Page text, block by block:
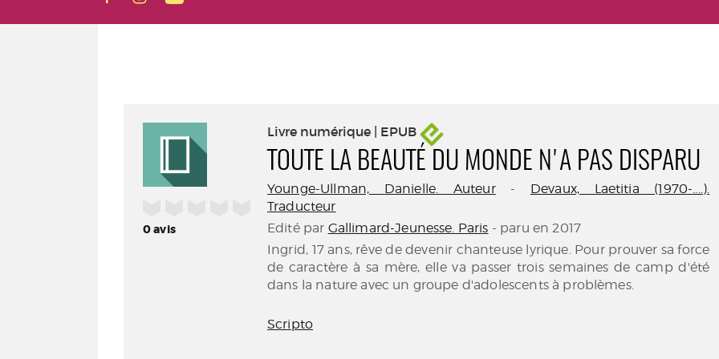
0avis
Livre numérique | EPUB
TOUTE LA BEAUTÉ DU MONDE N'A PAS DISPARU
Younge-Ullman, Danielle. Auteur- Devaux, Laetitia (1970-....).
Traducteur
Edité par Gallimard-Jeunesse. Paris - paru en 2017
Ingrid, 17 ans, rêve de devenir chanteuse lyrique. Pour prouver sa force
de caractère à sa mère, elle va passer trois semaines de camp d'été
dans la nature avec un groupe d'adolescents à problèmes.
Scripto